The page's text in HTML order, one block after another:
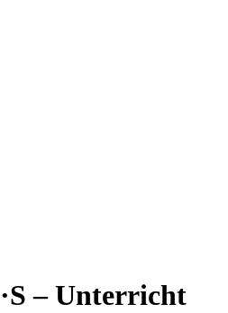
– Unterricht